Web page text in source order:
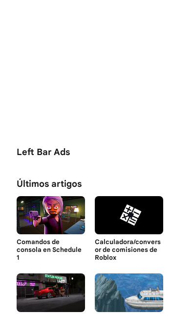
Left Bar Ads
Últimos artigos
Comandos de
consola en Schedule
1
Calculadora/convers
or de comisiones de
Roblox